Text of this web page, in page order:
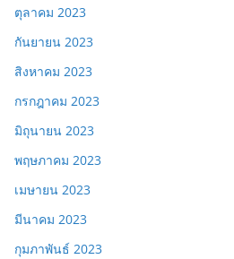
ตุลาคม 2023
กันยายน 2023
สิงหาคม 2023
กรกฎาคม 2023
มิถุนายน 2023
พฤษภาคม 2023
เมษายน 2023
มีนาคม 2023
กุมภาพันธ์ 2023